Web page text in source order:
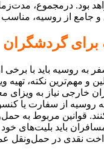
و جامع از روسیه،
برای گردشگران
به روسیه باید با برخی
و مهم‌ترین نکته،
نیاز به ویزای
به روسیه از سفارت یا
قوانین مربوط به
باید بلیت‌های
نقدی در حمل‌ونقل